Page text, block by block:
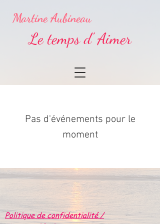
Martine Aubineau
Le temps d' Aimer
Pas d'événements pour le
moment
Politique de confidentialité /